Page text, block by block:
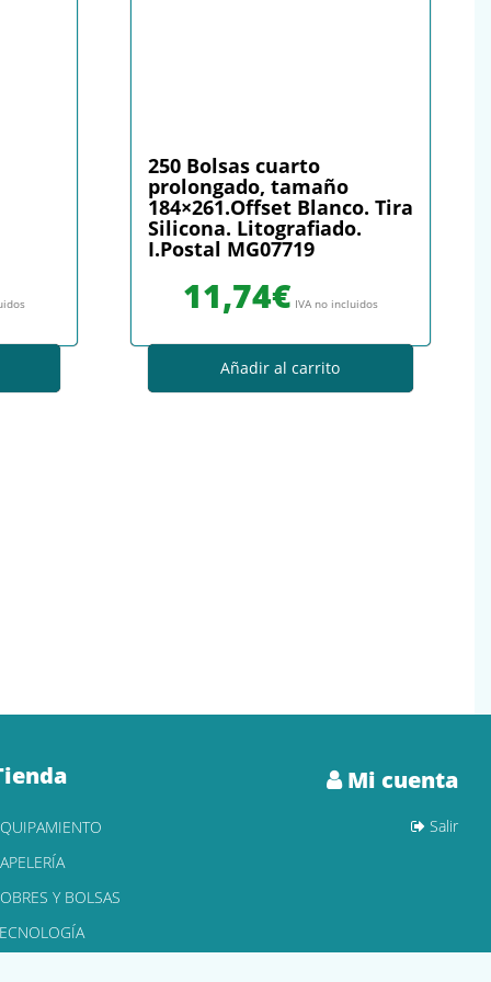
250 Bolsas cuarto
prolongado, tamaño
184×261.Offset Blanco. Tira
Silicona. Litografiado.
I.Postal MG07719
11,74€ IVA no incluidos
Añadir al carrito
Y BOLSAS
Mi cuenta
Salir